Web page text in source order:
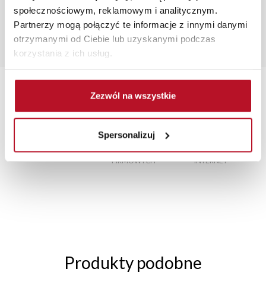
społecznościowym, reklamowym i analitycznym.
Partnerzy mogą połączyć te informacje z innymi danymi
otrzymanymi od Ciebie lub uzyskanymi podczas
korzystania z ich usług.
Zezwól na wszystkie
Spersonalizuj
Popularne wyszukania:
stolik nocny biały|fotel do spania|salon meblowy
rzeszów| komody szufladowe |półka na buty z
siedziskiem
POD TWÓJ ADRES
SALONACH
FIRMOWYCH
ZAKUPY PRZEZ
INTERNET
Produkty podobne